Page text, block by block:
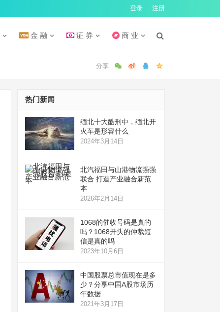
登录 注册
金 融 证 券 商 业
热门新闻
缅北十大酷刑中，缅北开
火车是形容什么
2024年3月14日
北汽福田与山港物流强强
联合 打造产业融合新范
本
2026年2月14日
1068的催收号码是真的
吗？1068开头的仲裁短
信是真的吗
2023年10月6日
中国股票总市值现在是多
少？分享中国A股市场历
年数据
2021年3月17日